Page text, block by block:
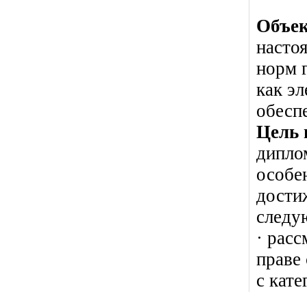
норм
как
Цель
·
праве
с